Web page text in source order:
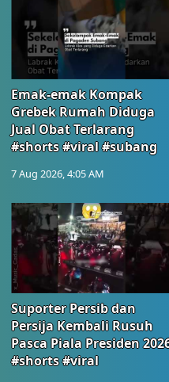
Emak-emak Kompak
Grebek Rumah Diduga
Jual Obat Terlarang
#shorts #viral #subang
7 Aug 2026, 4:05 AM
Suporter Persib dan
Persija Kembali Rusuh
Pasca Piala Presiden
#shorts #viral